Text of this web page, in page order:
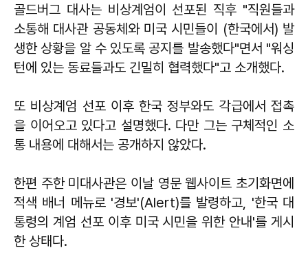
골드버그 대사는 비상계엄이 선포된 직후 "직원들과
소통해 대사관 공동체와 미국 시민들이 (한국에서) 발
생한 상황을 알 수 있도록 공지를 발송했다"면서 "워싱
턴에 있는 동료들과도 긴밀히 협력했다"고 소개했다.
또 비상계엄 선포 이후 한국 정부와도 각급에서 접촉
을 이어오고 있다고 설명했다. 다만 그는 구체적인 소
통 내용에 대해서는 공개하지 않았다.
한편 주한 미대사관은 이날 영문 웹사이트 초기화면에
적색 배너 메뉴로 '경보'(Alert)를 발령하고, '한국 대
통령의 계엄 선포 이후 미국 시민을 위한 안내'를 게시
한 상태다.